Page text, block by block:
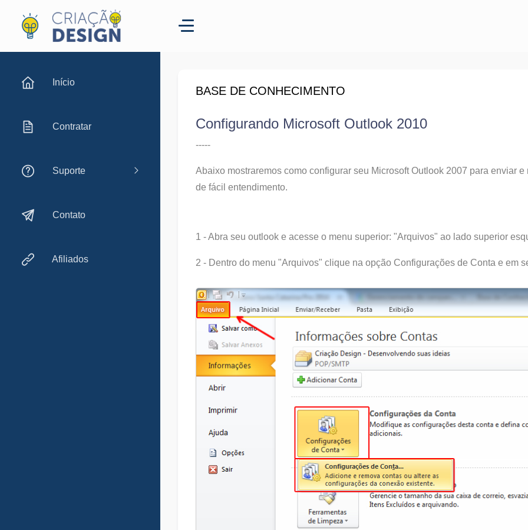
Início
Contratar
Suporte
Contato
Afiliados
BASE DE CONHECIMENTO
Configurando Microsoft Outlook 2010
-----
Abaixo mostraremos como configurar seu Microsoft Outlook 2007 para enviar
de fácil entendimento.
1 - Abra seu outlook e acesse o menu superior: "Arquivos" ao lado superior
2 - Dentro do menu "Arquivos" clique na opção Configurações de Conta e em